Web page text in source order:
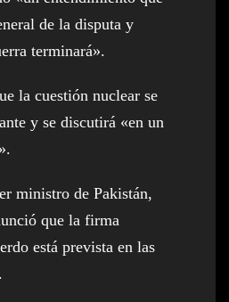
de la disputa y
terminará».
la cuestión nuclear se
y se discutirá «en un
ministro de Pakistán,
que la firma
está prevista en las